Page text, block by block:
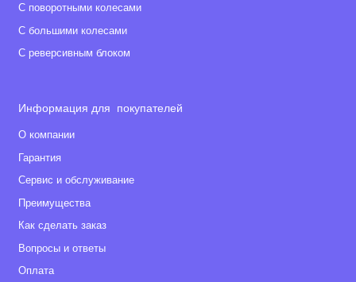
диаметр колес - 25 см
Вес коляски с прогулочными блоками - 16 кг.
С поворотными колесами
С большими колесами
С реверсивным блоком
Информация для покупателей
О компании
Гарантия
Сервис и обслуживание
Преимущества
Как сделать заказ
Вопросы и ответы
Оплата